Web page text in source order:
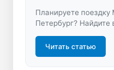
Планируете
Петербург? Найдите
расписание, чтобы
забронировать
Читать статью